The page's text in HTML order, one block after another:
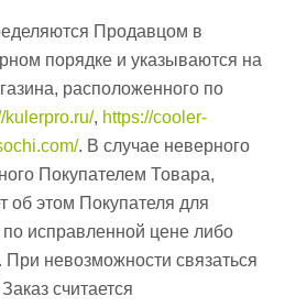
Продавцом в
порядке и указываются на
расположенного по
kulerpro.ru/, https://cooler-
. В случае неверного
Покупателем Товара,
этом Покупателя для
исправленной цене либо
невозможности связаться
считается